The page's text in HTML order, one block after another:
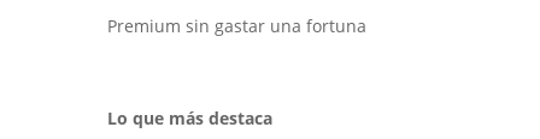
Premium sin gastar una fortuna
Lo que más destaca